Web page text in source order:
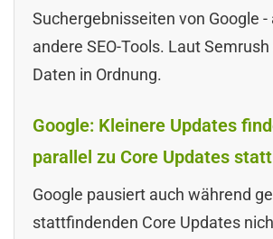
Suchergebnisseiten von Google -
andere SEO-Tools. Laut
Daten in Ordnung.
Google: Kleinere Updates
parallel zu Core Updates statt
Google pausiert auch während
stattfindenden Core Updates